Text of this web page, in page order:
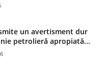
un avertisment dur
petrolieră apropiată...